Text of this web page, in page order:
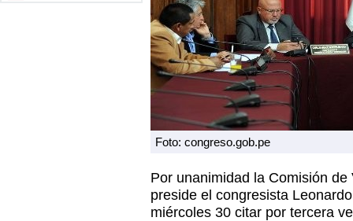
Foto: congreso.gob.pe
Por unanimidad la Comisión
preside el congresista
miércoles 30 citar por tercera